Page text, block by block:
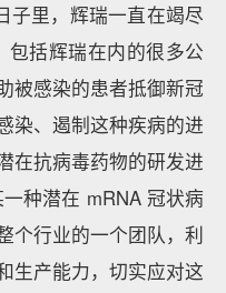
子里，辉瑞一直在竭尽
包括辉瑞在内的很多公
被感染的患者抵御新冠
染、遏制这种疾病的进
在抗病毒药物的研发进
种潜在 mRNA 冠状病
个行业的一个团队，利
生产能力，切实应对这